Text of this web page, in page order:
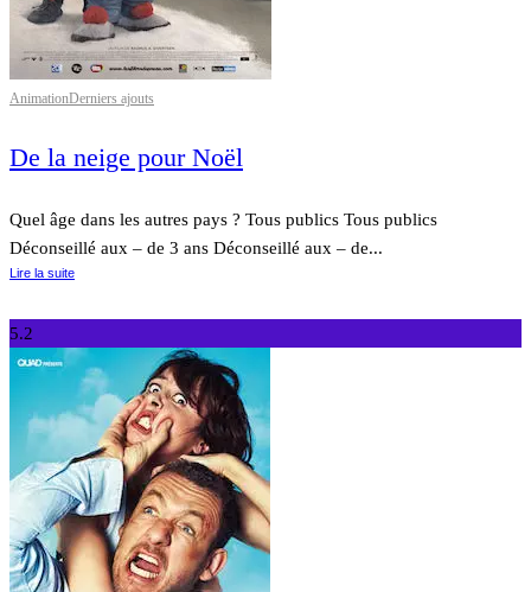
AnimationDerniers ajouts
De la neige pour Noël
Quel âge dans les autres pays ? Tous publics Tous publics
Déconseillé aux – de 3 ans Déconseillé aux – de...
Lire la suite
5.2